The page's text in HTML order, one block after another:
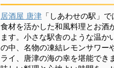
居酒屋 唐津 「しあわせの駅」
食材を活かした和風料理とお酒
ます。小さな駅舎のような温か
の中、名物の凍結レモンサワー
ライ、唐津の海の幸を堪能でき